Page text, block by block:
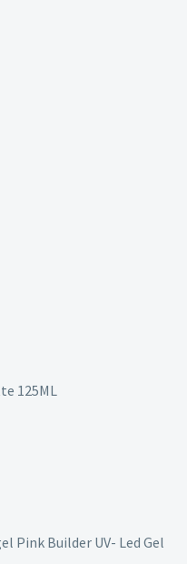
125ML
Pink Builder UV- Led Gel